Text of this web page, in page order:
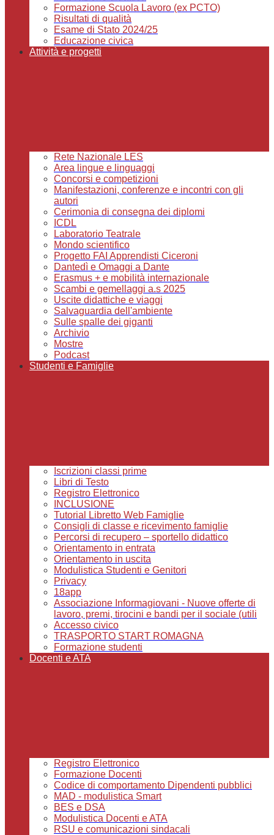
Formazione Scuola Lavoro (ex PCTO)
Risultati di qualità
Esame di Stato 2024/25
Educazione civica
Attività e progetti
Rete Nazionale LES
Area lingue e linguaggi
Concorsi e competizioni
Manifestazioni, conferenze e incontri con gli
autori
Cerimonia di consegna dei diplomi
ICDL
Laboratorio Teatrale
Mondo scientifico
Progetto FAI Apprendisti Ciceroni
Dantedì e Omaggi a Dante
Erasmus + e mobilità internazionale
Scambi e gemellaggi a.s 2025
Uscite didattiche e viaggi
Salvaguardia dell'ambiente
Sulle spalle dei giganti
Archivio
Mostre
Podcast
Studenti e Famiglie
Iscrizioni classi prime
Libri di Testo
Registro Elettronico
INCLUSIONE
Tutorial Libretto Web Famiglie
Consigli di classe e ricevimento famiglie
Percorsi di recupero – sportello didattico
Orientamento in entrata
Orientamento in uscita
Modulistica Studenti e Genitori
Privacy
18app
Associazione Informagiovani - Nuove offerte di
lavoro, premi, tirocini e bandi per il sociale (utili
Accesso civico
TRASPORTO START ROMAGNA
Formazione studenti
Docenti e ATA
Registro Elettronico
Formazione Docenti
Codice di comportamento Dipendenti pubblici
MAD - modulistica Smart
BES e DSA
Modulistica Docenti e ATA
RSU e comunicazioni sindacali